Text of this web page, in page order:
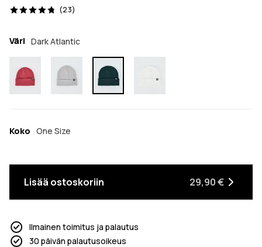
(23)
23 arvostelut, 4.8/5
Väri Dark Atlantic
Koko One Size
Lisää ostoskoriin 29,90 €
Ilmainen toimitus ja palautus
30 päivän palautusoikeus